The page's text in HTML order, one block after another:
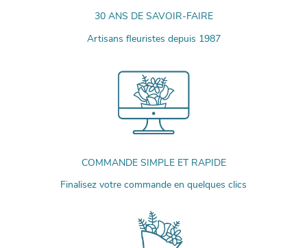
30 ANS DE SAVOIR-FAIRE
Artisans fleuristes depuis 1987
COMMANDE SIMPLE ET RAPIDE
Finalisez votre commande en quelques clics